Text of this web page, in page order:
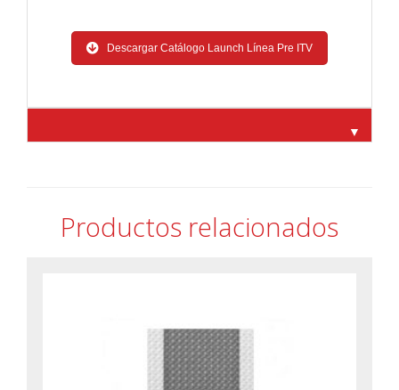
Descargar Catálogo Launch Línea Pre ITV
▼
Productos relacionados